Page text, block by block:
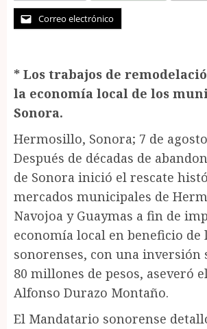
Correo electrónico
* Los trabajos de
la economía local de los
Sonora.
Hermosillo, Sonora; 7 de
Después de décadas de
de Sonora inició el rescate
mercados municipales de
Navojoa y Guaymas a fin de
economía local en beneficio de
sonorenses, con una inversión
80 millones de pesos, aseveró
Alfonso Durazo Montaño.
El Mandatario sonorense